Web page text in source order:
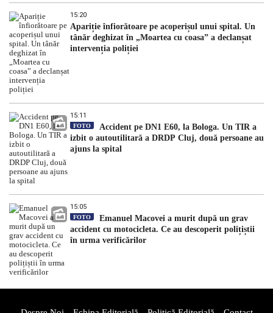
15:20
Apariție înfiorătoare pe acoperișul unui spital. Un
tânăr deghizat în „Moartea cu coasa” a declanșat
intervenția poliției
15:11
FOTO
Accident pe DN1 E60, la Bologa. Un TIR a
izbit o autoutilitară a DRDP Cluj, două persoane au
ajuns la spital
15:05
FOTO
Emanuel Macovei a murit după un grav
accident cu motocicleta. Ce au descoperit polițiștii
în urma verificărilor